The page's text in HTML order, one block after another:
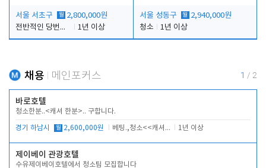
서울 서초구 월 2,800,000원
전반적인 당번업무
1년 이상
서울 성동구 월 2,940,000원
청소
1년 이상
채용 메인포커스 1 / 2
바로호텔
청소한분..<캐셔 한분>.. 구합니다.
경기 하남시 월 2,600,000원 베팅.,청소<<캐셔 모셔봅니다. 1년 이상
제이베이 관광호텔
수유제이베이호텔에서 청소팀 모집합니다